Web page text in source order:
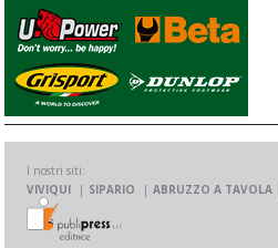
I nostri siti:
VIVIQUI
SIPARIO ABRUZZO A TAVOLA